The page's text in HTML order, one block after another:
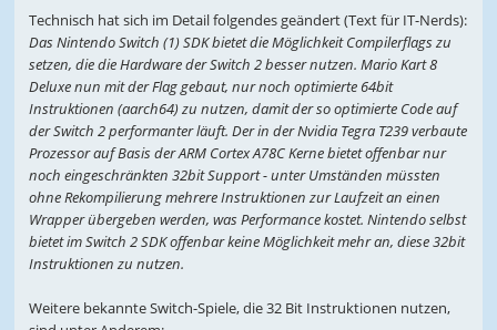
Technisch hat sich im Detail folgendes geändert (Text für IT-Nerds):
Das Nintendo Switch (1) SDK bietet die Möglichkeit Compilerflags zu
setzen, die die Hardware der Switch 2 besser nutzen. Mario Kart 8
Deluxe nun mit der Flag gebaut, nur noch optimierte 64bit
Instruktionen (aarch64) zu nutzen, damit der so optimierte Code auf
der Switch 2 performanter läuft. Der in der Nvidia Tegra T239 verbaute
Prozessor auf Basis der ARM Cortex A78C Kerne bietet offenbar nur
noch eingeschränkten 32bit Support - unter Umständen müssten
ohne Rekompilierung mehrere Instruktionen zur Laufzeit an einen
Wrapper übergeben werden, was Performance kostet. Nintendo selbst
bietet im Switch 2 SDK offenbar keine Möglichkeit mehr an, diese 32bit
Instruktionen zu nutzen.
Weitere bekannte Switch-Spiele, die 32 Bit Instruktionen nutzen,